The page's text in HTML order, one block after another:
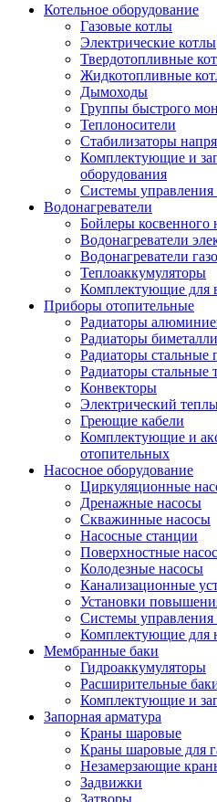
Котельное оборудование
Газовые котлы
Электрические котлы
Твердотопливные
Жидкотопливные
Дымоходы
Группы быстрого
Теплоносители
Стабилизаторы
Комплектующие и
оборудования
Системы управления
Водонагреватели
Бойлеры косвенного
Водонагреватели
Водонагреватели
Теплоаккумуляторы
Комплектующие для
Приборы отопительные
Радиаторы
Радиаторы
Радиаторы стальные
Радиаторы стальные
Конвекторы
Электрический
Греющие кабели
Комплектующие и
отопительных
Насосное оборудование
Циркуляционные
Дренажные насосы
Скважинные насосы
Насосные станции
Поверхностные
Колодезные насосы
Канализационные
Установки
Системы
Комплектующие для
Мембранные баки
Гидроаккумуляторы
Расширительные
Комплектующие и
Запорная арматура
Краны шаровые
Краны шаровые для
Незамерзающие
Задвижки
Затворы